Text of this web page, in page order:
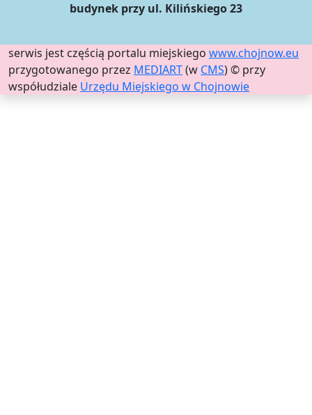
budynek przy ul. Kilińskiego 23
serwis jest częścią portalu miejskiego www.chojnow.eu
przygotowanego przez MEDIART(w CMS) © przy
współudziale Urzędu Miejskiego w Chojnowie